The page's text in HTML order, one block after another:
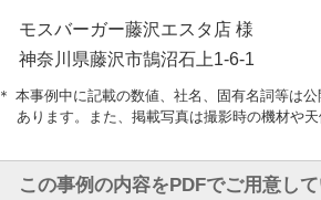
モスバーガー藤沢エスタ店 様
神奈川県藤沢市鵠沼石上1-6-1
＊ 本事例中に記載の数値、社名、固有名詞等は
あります。また、掲載写真は撮影時の機材や
この事例の内容をPDFでご用意して